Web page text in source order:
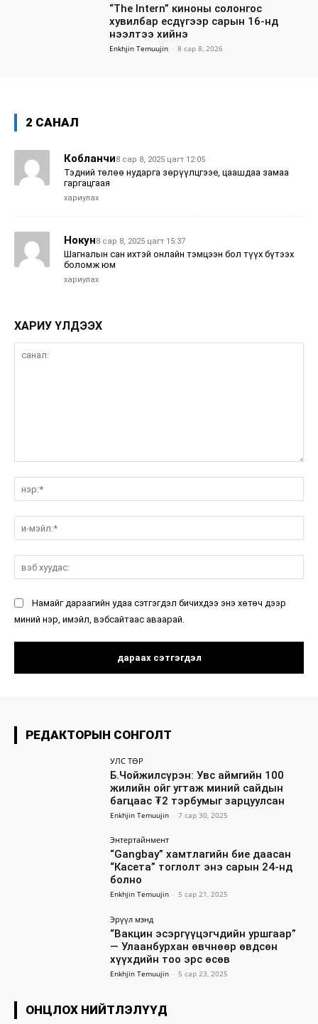
“The Intern” киноны солонгос
хувилбар есдүгээр сарын 16-нд
нээлтээ хийнэ
Enkhjin Temuujin - 8 сар 8, 2026
2 САНАЛ
Кобланчи8 сар 8, 2025 цагт 12:05
Тэдний төлөө нударга зөрүүлцгээе, цаашдаа замаа
гаргацгаая
хариулах
Нокун8 сар 8, 2025 цагт 15:37
Шагналын сан ихтэй онлайн тэмцээн бол түүх бүтээх
боломж юм
хариулах
ХАРИУ ҮЛДЭЭХ
Намайг дараагийн удаа сэтгэгдэл бичихдээ энэ хөтөч дээр
миний нэр, имэйл, вэбсайтаас аваарай.
РЕДАКТОРЫН СОНГОЛТ
УЛС ТӨР
Б.Чойжилсүрэн: Увс аймгийн 100
жилийн ойг угтаж миний сайдын
багцаас ₮2 тэрбумыг зарцуулсан
Enkhjin Temuujin - 7 сар 30, 2025
Энтертайнмент
“Gangbay” хамтлагийн бие даасан
“Касета” тоглолт энэ сарын 24-нд
болно
Enkhjin Temuujin - 5 сар 21, 2025
Эрүүл мэнд
“Вакцин эсэргүүцэгчдийн уршгаар”
— Улаанбурхан өвчнөөр өвдсөн
хүүхдийн тоо эрс өсөв
Enkhjin Temuujin - 5 сар 23, 2025
ОНЦЛОХ НИЙТЛЭЛҮҮД